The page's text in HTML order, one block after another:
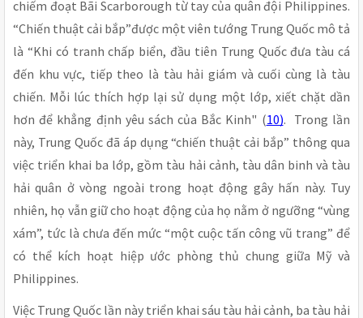
chiếm đoạt Bãi Scarborough từ tay của quân đội Philippines.
“Chiến thuật cải bắp”được một viên tướng Trung Quốc mô tả
là “Khi có tranh chấp biển, đầu tiên Trung Quốc đưa tàu cá
đến khu vực, tiếp theo là tàu hải giám và cuối cùng là tàu
chiến. Mỗi lúc thích hợp lại sử dụng một lớp, xiết chặt dần
hơn để khẳng định yêu sách của Bắc Kinh" (10). Trong lần
này, Trung Quốc đã áp dụng “chiến thuật cải bắp” thông qua
việc triển khai ba lớp, gồm tàu hải cảnh, tàu dân binh và tàu
hải quân ở vòng ngoài trong hoạt động gây hấn này. Tuy
nhiên, họ vẫn giữ cho hoạt động của họ nằm ở ngưỡng “vùng
xám”, tức là chưa đến mức “một cuộc tấn công vũ trang” để
có thể kích hoạt hiệp ước phòng thủ chung giữa Mỹ và
Philippines.
Việc Trung Quốc lần này triển khai sáu tàu hải cảnh, ba tàu hải